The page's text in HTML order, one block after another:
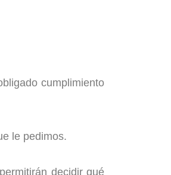
cumplimiento
le pedimos.
decidir qué